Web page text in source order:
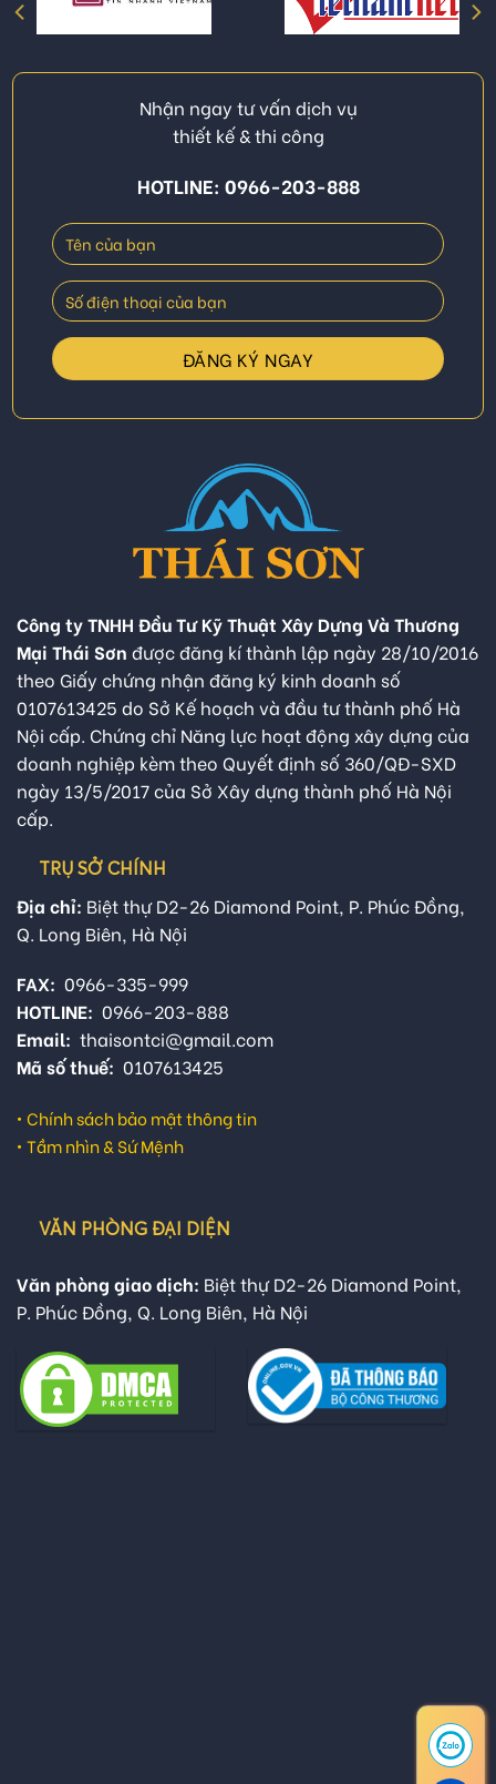
Nhận ngay tư vấn dịch vụ
thiết kế & thi công
HOTLINE: 0966-203-888
Công ty TNHH Đầu Tư Kỹ Thuật Xây Dựng Và Thương
Mại Thái Sơn được đăng kí thành lập ngày 28/10/2016
theo Giấy chứng nhận đăng ký kinh doanh số
0107613425 do Sở Kế hoạch và đầu tư thành phố Hà
Nội cấp. Chứng chỉ Năng lực hoạt động xây dựng của
doanh nghiệp kèm theo Quyết định số 360/QĐ-SXD
ngày 13/5/2017 của Sở Xây dựng thành phố Hà Nội
cấp.
TRỤ SỞ CHÍNH
Địa chỉ: Biệt thự D2-26 Diamond Point, P. Phúc Đồng,
Q. Long Biên, Hà Nội
FAX: 0966-335-999
HOTLINE: 0966-203-888
Email: thaisontci@gmail.com
Mã số thuế: 0107613425
• Chính sách bảo mật thông tin
• Tầm nhìn & Sứ Mệnh
VĂN PHÒNG ĐẠI DIỆN
Văn phòng giao dịch: Biệt thự D2-26 Diamond Point,
P. Phúc Đồng, Q. Long Biên, Hà Nội